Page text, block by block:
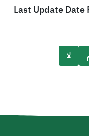
Last Update
لا